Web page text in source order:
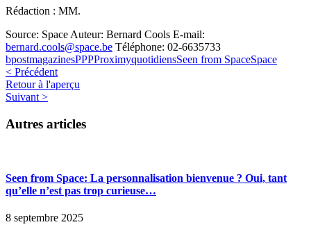
Rédaction : MM.
Source: Space Auteur: Bernard Cools E-mail:
bernard.cools@space.be Téléphone: 02-6635733
bpostmagazinesPPPProximyquotidiensSeen from SpaceSpace
< Précédent
Retour à l'aperçu
Suivant >
Autres articles
Seen from Space: La personnalisation bienvenue ? Oui, tant
qu’elle n’est pas trop curieuse…
8 septembre 2025